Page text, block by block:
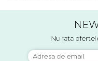
Nu rata